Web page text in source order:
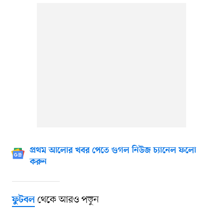
প্রথম আলোর খবর পেতে গুগল নিউজ চ্যানেল ফলো
করুন
ফুটবলথেকে আরও পড়ুন